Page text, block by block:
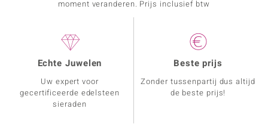
moment veranderen. Prijs inclusief btw
Echte Juwelen
Uw expert voor
gecertificeerde edelsteen
sieraden
Beste prijs
Zonder tussenpartij dus altijd
de beste prijs!